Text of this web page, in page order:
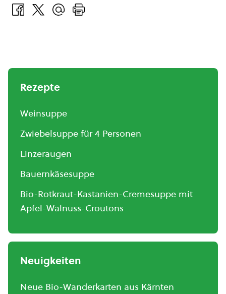
Rezepte
Weinsuppe
Zwiebelsuppe für 4 Personen
Linzeraugen
Bauernkäsesuppe
Bio-Rotkraut-Kastanien-Cremesuppe mit
Apfel-Walnuss-Croutons
Neuigkeiten
Neue Bio-Wanderkarten aus Kärnten